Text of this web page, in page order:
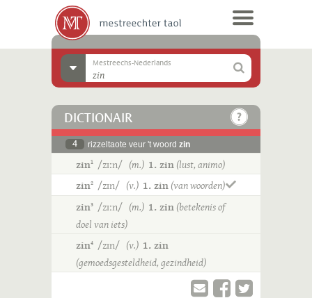
Mestreechs-Nederlands
DICTIONAIR
4 rizzeltaote veur 't woord zin
zin1 /zɪːn/ (m.) 1. zin(lust, animo)
zin2 /zɪn/ (v.) 1. zin(van woorden)
zin3 /zɪːn/ (m.) 1. zin(betekenis of
doel van iets)
zin4 /zɪn/ (v.) 1. zin
(gemoedsgesteldheid, gezindheid)